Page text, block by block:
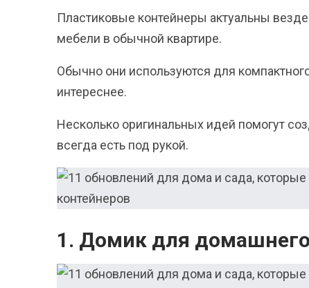
Пластиковые контейнеры актуальны
мебели в обычной квартире.
Обычно они используются для
интереснее.
Несколько оригинальных идей помогут
всегда есть под рукой.
1. Домик для